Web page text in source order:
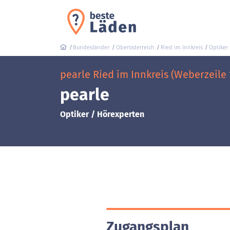
Bundesländer Oberösterreich Ried im Innkreis Optiker
pearle Ried im Innkreis (Weberzeile
pearle
Optiker / Hörexperten